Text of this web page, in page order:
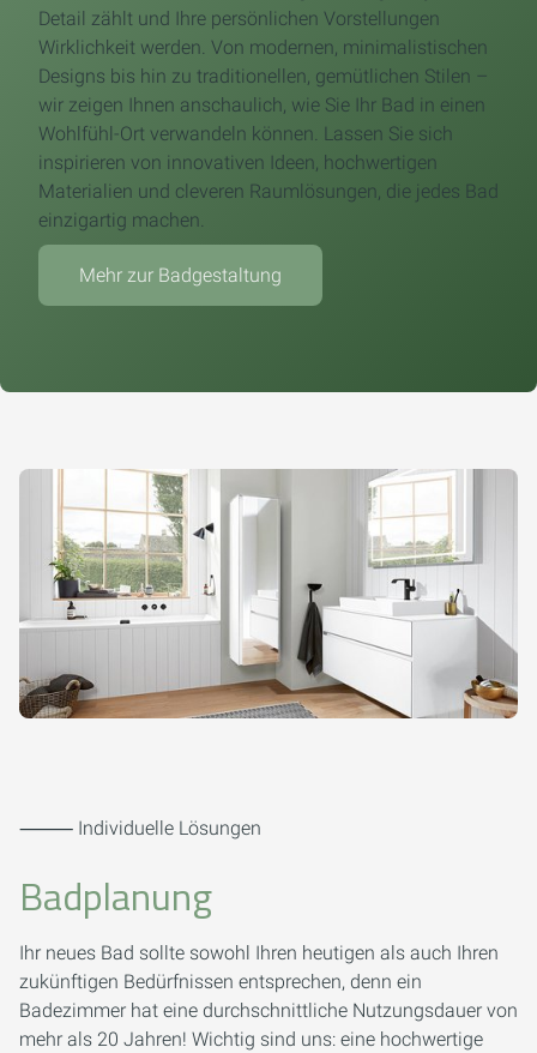
Detail zählt und Ihre persönlichen Vorstellungen
Wirklichkeit werden. Von modernen, minimalistischen
Designs bis hin zu traditionellen, gemütlichen Stilen –
wir zeigen Ihnen anschaulich, wie Sie Ihr Bad in einen
Wohlfühl-Ort verwandeln können. Lassen Sie sich
inspirieren von innovativen Ideen, hochwertigen
Materialien und cleveren Raumlösungen, die jedes Bad
einzigartig machen.
Mehr zur Badgestaltung
⸻ Individuelle Lösungen
Badplanung
Ihr neues Bad sollte sowohl Ihren heutigen als auch Ihren
zukünftigen Bedürfnissen entsprechen, denn ein
Badezimmer hat eine durchschnittliche Nutzungsdauer von
mehr als 20 Jahren! Wichtig sind uns: eine hochwertige